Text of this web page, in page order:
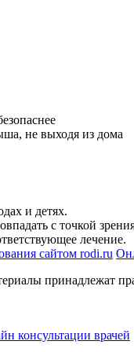
не выходя из дома
и детях.
с точкой
лечение.
сайтом rodi.ru
принадлежат
консультации врачей